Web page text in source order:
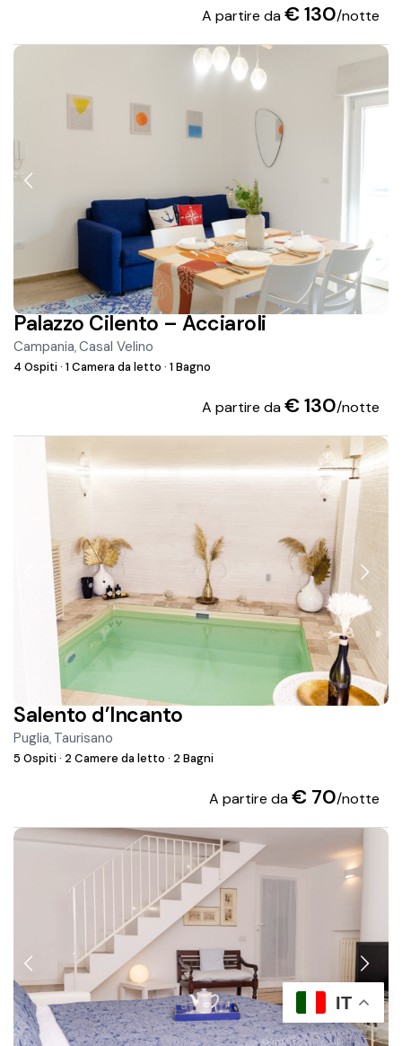
A partire da€ 130/notte
Palazzo Cilento – Acciaroli
Campania,Casal Velino
4 Ospiti· 1 Camera da letto· 1 Bagno
A partire da€ 130/notte
Salento d’Incanto
Puglia, Taurisano
5 Ospiti· 2 Camere da letto· 2 Bagni
A partire da€ 70/notte
IT